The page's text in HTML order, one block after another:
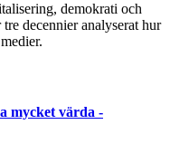
demokrati och
decennier analyserat hur
mycket värda -